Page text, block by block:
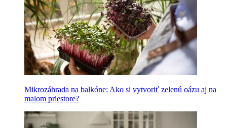
Mikrozáhrada na balkóne: Ako si vytvoriť zelenú oázu aj na
malom priestore?